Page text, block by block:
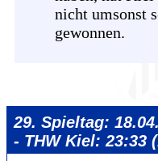
nicht umsonst
gewonnen.
29. Spieltag:
- THW Kiel: 23:33